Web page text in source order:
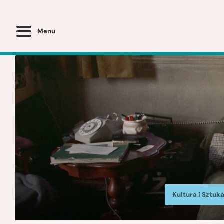
Menu
Kultura i Sztuka